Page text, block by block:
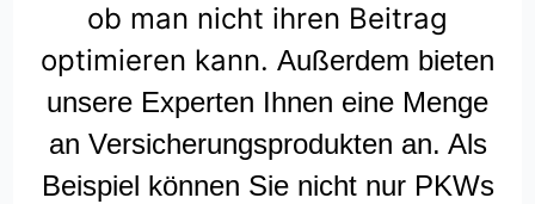
ob man nicht ihren Beitrag
optimieren kann. Außerdem bieten
unsere Experten Ihnen eine Menge
an Versicherungsprodukten an. Als
Beispiel können Sie nicht nur PKWs